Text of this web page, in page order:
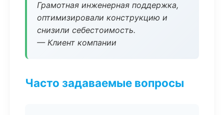
Грамотная инженерная поддержка,
оптимизировали конструкцию и
снизили себестоимость.
— Клиент компании
Часто задаваемые вопросы